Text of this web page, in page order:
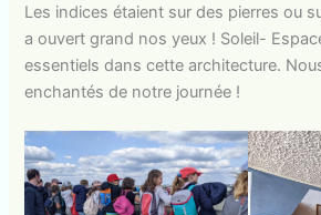
Les indices étaient sur des pierres ou
a ouvert grand nos yeux ! Soleil-
essentiels dans cette architecture.
enchantés de notre journée !